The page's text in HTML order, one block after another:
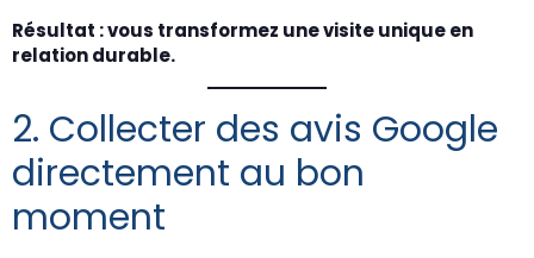
Résultat : vous transformez une visite unique en
relation durable.
2. Collecter des avis Google
directement au bon
moment